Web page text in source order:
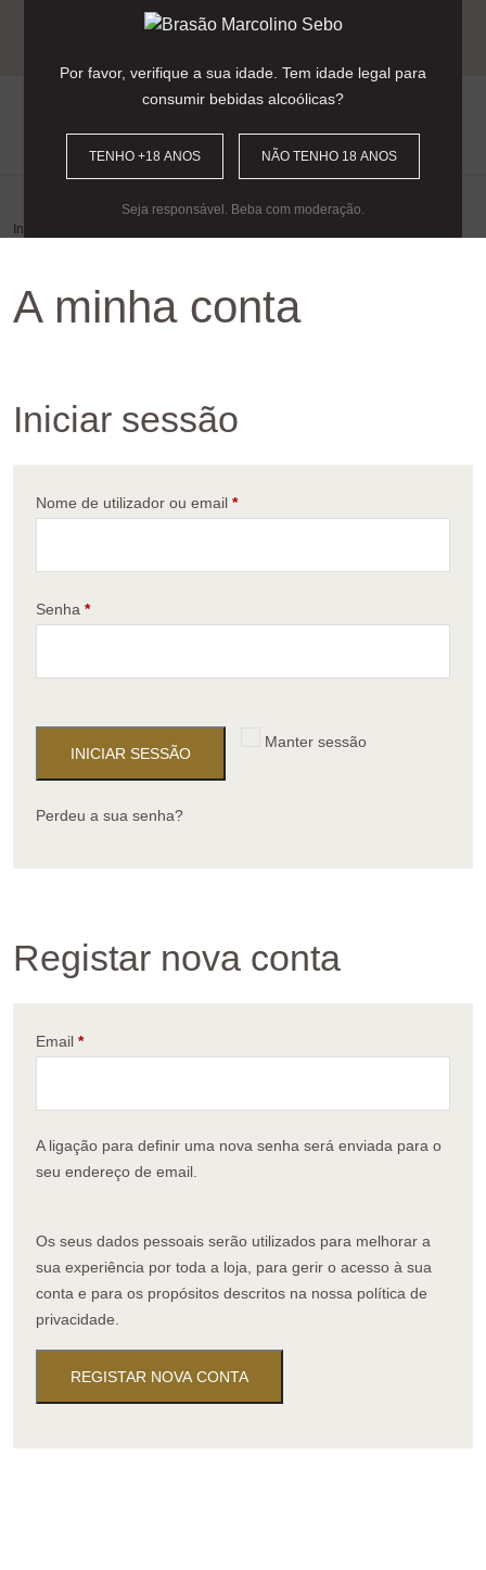
Por favor, verifique a sua idade. Tem idade legal para
consumir bebidas alcoólicas?
TENHO +18 ANOS NÃO TENHO 18 ANOS
Seja responsável. Beba com moderação.
Início
A minha conta
Iniciar sessão
Nome de utilizador ou email *
Senha *
Manter sessão
INICIAR SESSÃO
Perdeu a sua senha?
Registar nova conta
Email *
A ligação para definir uma nova senha será enviada para o
seu endereço de email.
Os seus dados pessoais serão utilizados para melhorar a
sua experiência por toda a loja, para gerir o acesso à sua
conta e para os propósitos descritos na nossa política de
privacidade
REGISTAR NOVA CONTA